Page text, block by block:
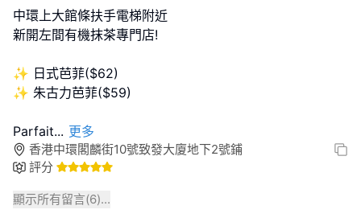
中環上大館條扶手電梯附近
新開左間有機抹茶專門店!
✨ 日式芭菲($62)
✨ 朱古力芭菲($59)
Parfait... 更多
香港中環閣麟街10號致發大廈地下2號鋪
評分
顯示所有留言(6)...